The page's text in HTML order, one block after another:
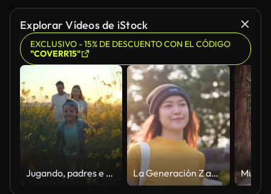
Explorar Vídeos de iStock
EXCLUSIVO - 15% DE DESCUENTO CON EL CÓDIGO
"COVERR15"
Jugando, padres e hijos en el campo de flores en el campo con el cielo de la puesta del sol, la libertad o la unión. Aventura familiar en la granja con mamá, papá y niño felices caminando juntos en la naturaleza con sonrisa, amor y diversión. La Generación Z apuesta por un estilo de vida de consumo ecológico mediante el reto de la descarbonización Net Zero